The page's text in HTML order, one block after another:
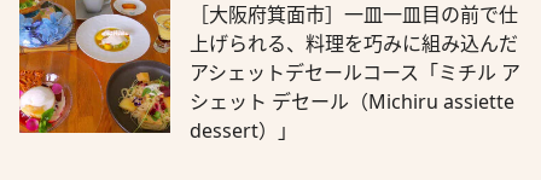
［大阪府箕面市］一皿一皿目の前で仕
上げられる、料理を巧みに組み込んだ
アシェットデセールコース「ミチル ア
シェット デセール（Michiru assiette
dessert）」